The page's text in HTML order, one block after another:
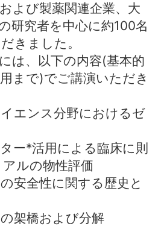
よび製薬関連企業、大
研究者を中心に約100名
きました。
は、以下の内容(基本的
まで)でご講演いただき
ンス分野におけるゼ
*活用による臨床に則
ルの物性評価
全性に関する歴史と
橋および分解